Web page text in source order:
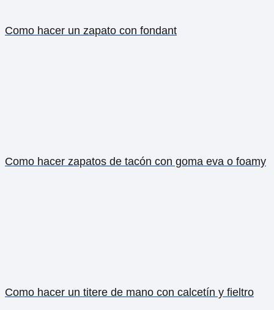
Como hacer un zapato con fondant
Como hacer zapatos de tacón con goma eva o foamy
Como hacer un titere de mano con calcetín y fieltro